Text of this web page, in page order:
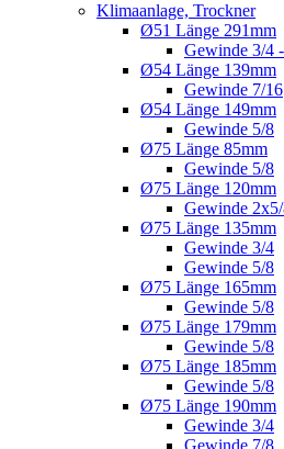
Klimaanlage, Trockner
Ø51 Länge 291mm
Gewinde 3/4
Ø54 Länge 139mm
Gewinde 7/16
Ø54 Länge 149mm
Gewinde 5/8
Ø75 Länge 85mm
Gewinde 5/8
Ø75 Länge 120mm
Gewinde
Ø75 Länge 135mm
Gewinde 3/4
Gewinde 5/8
Ø75 Länge 165mm
Gewinde 5/8
Ø75 Länge 179mm
Gewinde 5/8
Ø75 Länge 185mm
Gewinde 5/8
Ø75 Länge 190mm
Gewinde 3/4
Gewinde 7/8